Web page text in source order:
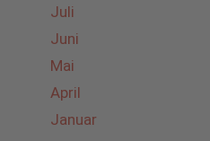
Juli
Juni
Mai
April
Januar